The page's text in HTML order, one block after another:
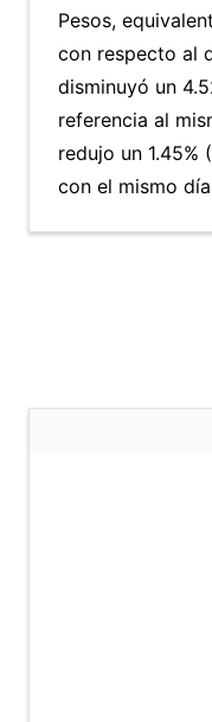
Pesos,
con respecto al
disminuyó un
referencia al
redujo un 1.45%
con el mismo